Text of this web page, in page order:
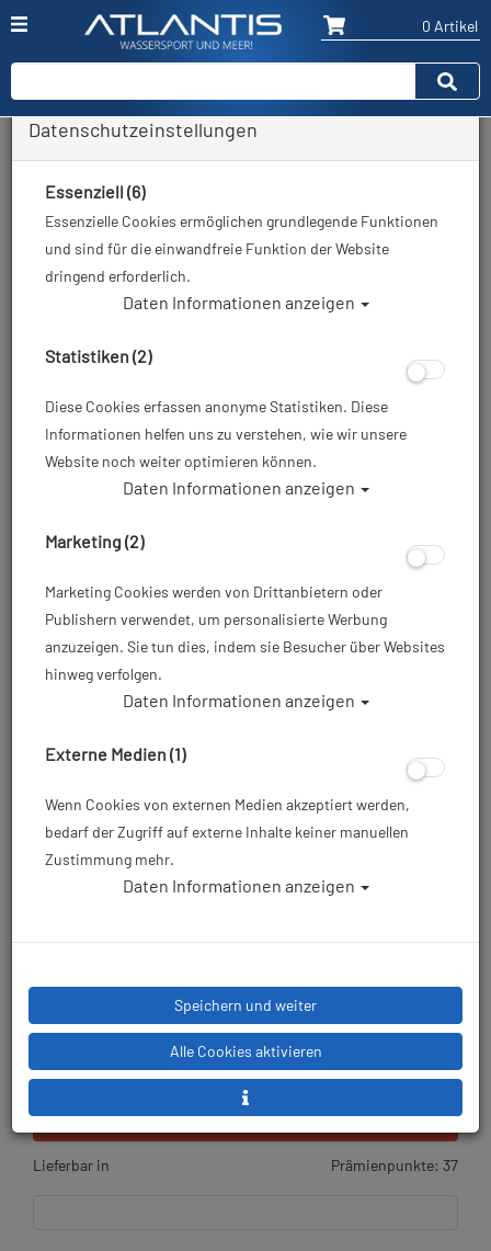
0 Artikel
Zurück
Neoprenfüßling - Gr. 36 #
ab37,00 €*
12,95 € (25.92 %) gespart!
49,95 €
gültig bis 31.12.2027
Lieferbar in Prämienpunkte: 37
Datenschutzeinstellungen
Essenziell (6)
Essenzielle Cookies ermöglichen grundlegende Funktionen
und sind für die einwandfreie Funktion der Website
dringend erforderlich.
Daten Informationen anzeigen
Statistiken (2)
Diese Cookies erfassen anonyme Statistiken. Diese
Informationen helfen uns zu verstehen, wie wir unsere
Website noch weiter optimieren können.
Daten Informationen anzeigen
Marketing (2)
Marketing Cookies werden von Drittanbietern oder
Publishern verwendet, um personalisierte Werbung
anzuzeigen. Sie tun dies, indem sie Besucher über Websites
hinweg verfolgen.
Daten Informationen anzeigen
Externe Medien (1)
Wenn Cookies von externen Medien akzeptiert werden,
bedarf der Zugriff auf externe Inhalte keiner manuellen
Zustimmung mehr.
Daten Informationen anzeigen
Speichern und weiter
Alle Cookies aktivieren